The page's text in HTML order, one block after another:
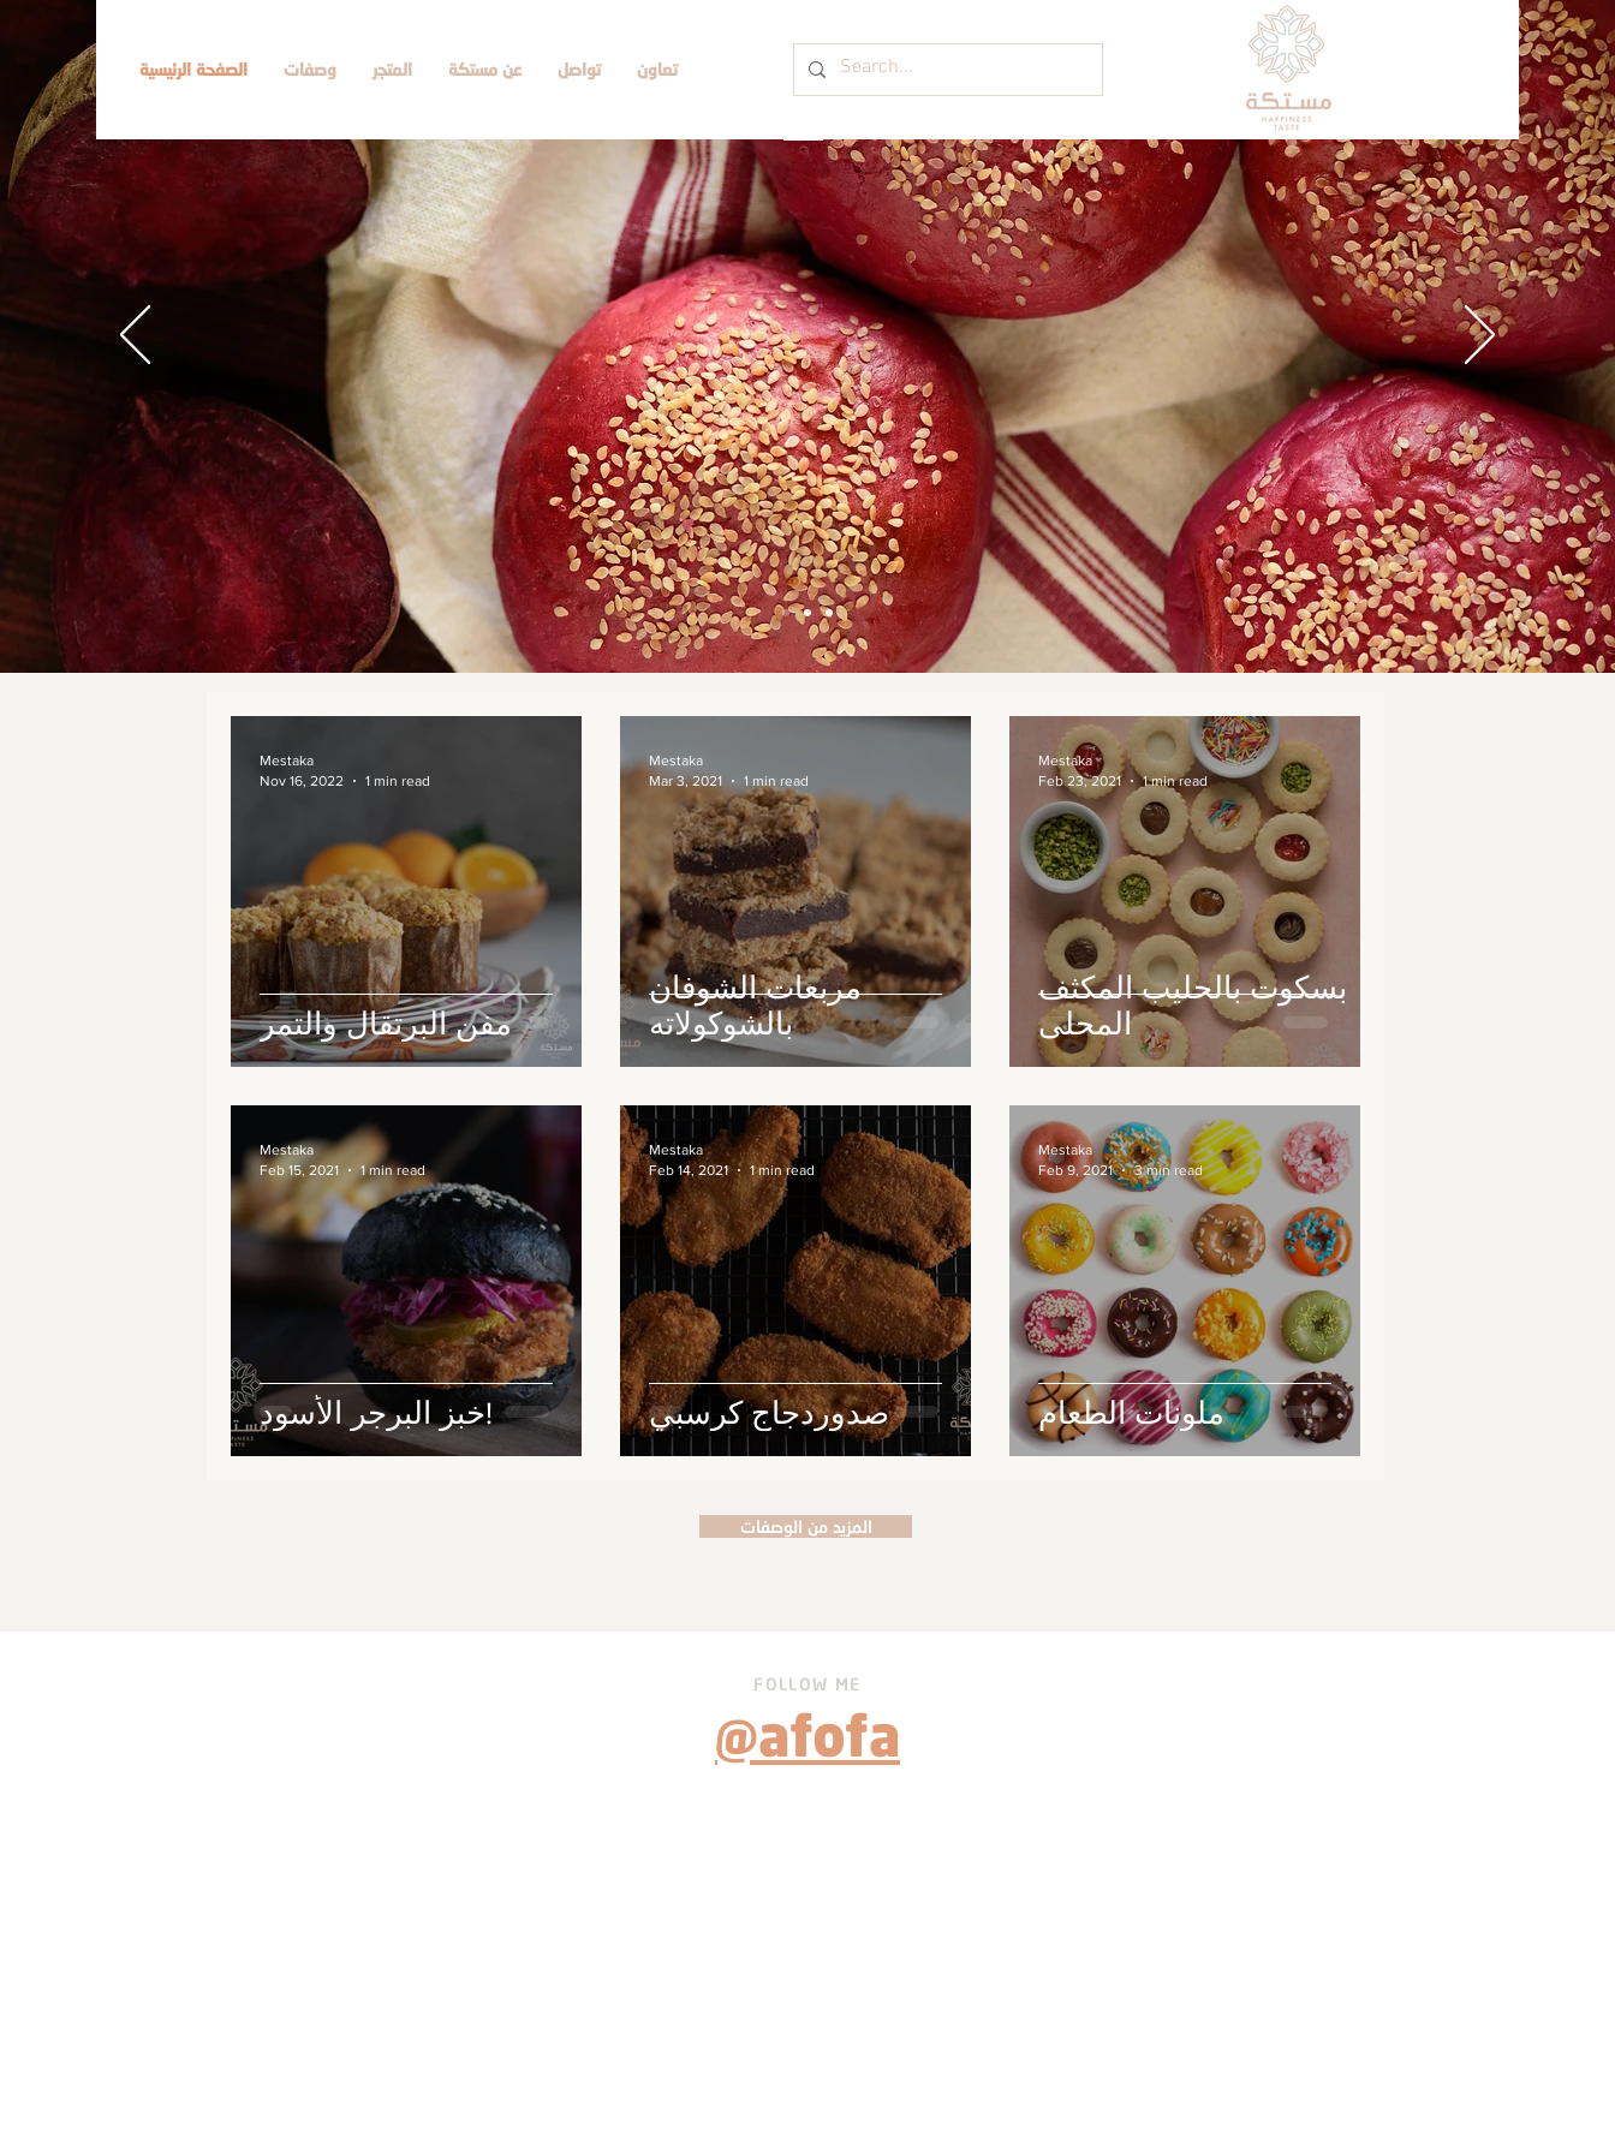
الصفحة الرئيسية وصفات المتجر عن مستكة تواصل تعاون
مفن البرتقال والتمر
Mestaka
Nov 16, 2022
1 min read
مربعات الشوفان
بالشوكولاته
Mestaka
Mar 3, 2021
1 min read
بسكوت بالحليب المكثف
المحلى
Mestaka
Feb 23, 2021
1 min read
خبز البرجر الأسود!
Mestaka
Feb 15, 2021
1 min read
صدوردجاج كرسبي
Mestaka
Feb 14, 2021
1 min read
ملونات الطعام
Mestaka
Feb 9, 2021
3 min read
المزيد من الوصفات
FOLLOW ME
@afofa